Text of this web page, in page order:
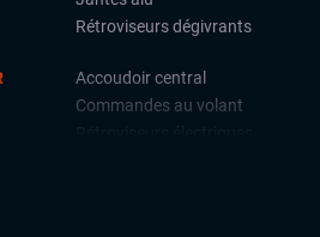
Rétroviseurs dégivrants
Accoudoir central
Commandes au volant